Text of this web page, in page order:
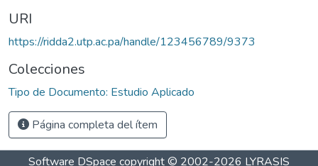
URI
https://ridda2.utp.ac.pa/handle/123456789/9373
Colecciones
Tipo de Documento: Estudio Aplicado
Página completa del ítem
Software DSpace copyright © 2002-2026 LYRASIS